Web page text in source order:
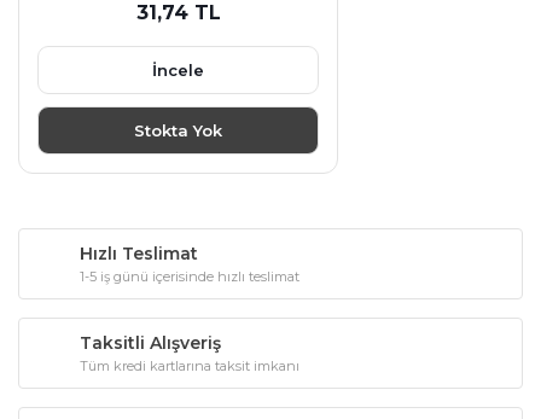
31,74 TL
İncele
Stokta Yok
Hızlı Teslimat
1-5 iş günü içerisinde hızlı teslimat
Taksitli Alışveriş
Tüm kredi kartlarına taksit imkanı